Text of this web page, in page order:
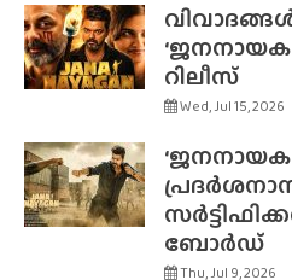
റിലീസ്
Wed, Jul 15, 2026
ബോർഡ്
Thu, Jul 9, 2026